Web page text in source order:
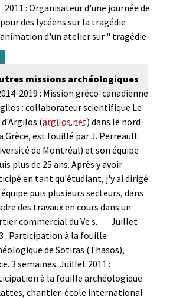
2011 : Organisateur d'une journée de
des lycéens sur la tragédie
animation d'un atelier sur " tragédie
missions archéologiques
2019 : Mission gréco-canadienne
: collaborateur scientifique Le
(argilos.net) dans le nord
Grèce, est fouillé par J. Perreault
de Montréal) et son équipe
plus de 25 ans. Après y avoir
en tant qu'étudiant, j'y ai dirigé
puis plusieurs secteurs, dans
des travaux en cours dans un
commercial du Ve s.
Juillet
: Participation à la fouille
de Sotiras (Thasos),
3 semaines. Juillet 2011 :
à la fouille archéologique
chantier-école international